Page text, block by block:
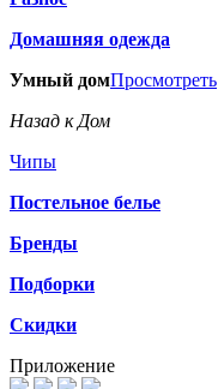
Домашняя одежда
Умный домПросмотреть
Назад к Дом
Чипы
Постельное белье
Бренды
Подборки
Скидки
Приложение